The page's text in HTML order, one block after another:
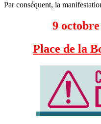
Par conséquent, la
9 octobre
Place de la